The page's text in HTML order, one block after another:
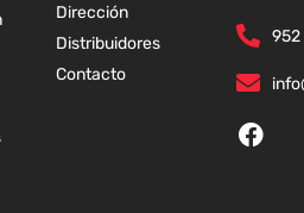
Dirección
Distribuidores
Contacto
952